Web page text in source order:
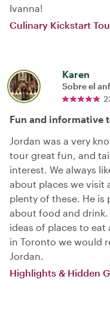
Ivanna!
Culinary Kickstart
Karen
Sobre el
Fun and informative
Jordan was a very
tour great fun, and
interest. We always
about places we visit
plenty of these. He is
about food and drink.
ideas of places to
in Toronto we would
Jordan.
Highlights & Hidden